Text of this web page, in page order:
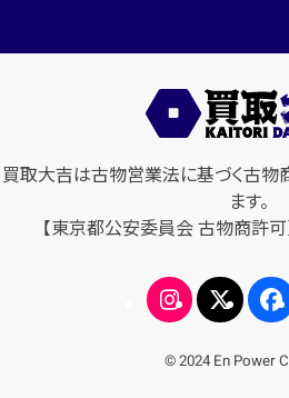
買取大吉は古物営業法に基づく古物
ます。
【東京都公安委員会 古物商許
© 2024 En Power